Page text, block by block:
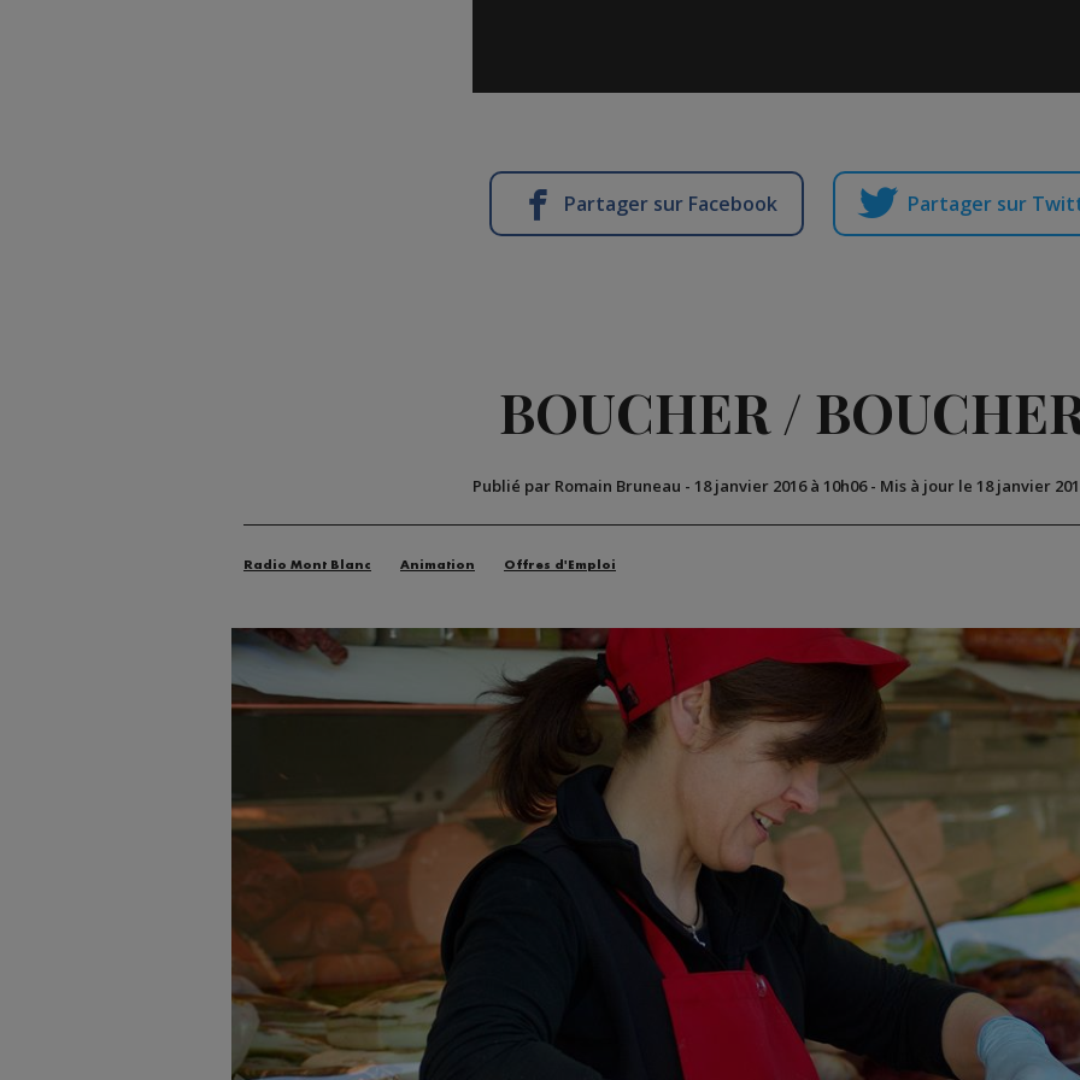
Partager sur Facebook Partager sur
BOUCHER /
Publié par Romain Bruneau - 18 janvier 2016 à 10h06- Mis à jour le 18 janvier
Radio Mont Blanc Animation Offres d'Emploi